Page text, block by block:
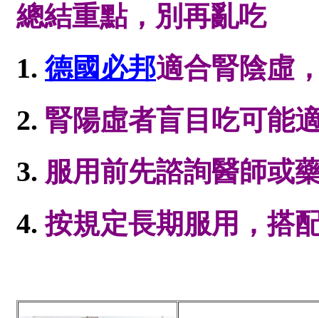
總結重點，別再亂吃
德國必邦適合腎陰虛
腎陽虛者盲目吃可能
服用前先諮詢醫師或
按規定長期服用，搭